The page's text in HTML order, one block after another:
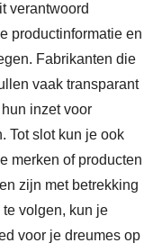
verantwoord
productinformatie en
Fabrikanten die
vaak transparant
inzet voor
Tot slot kun je ook
merken of producten
zijn met betrekking
volgen, kun je
voor je dreumes op